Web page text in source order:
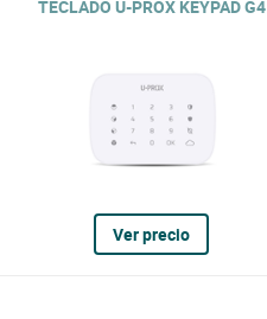
TECLADO U-PROX KEYPAD G4
Ver precio